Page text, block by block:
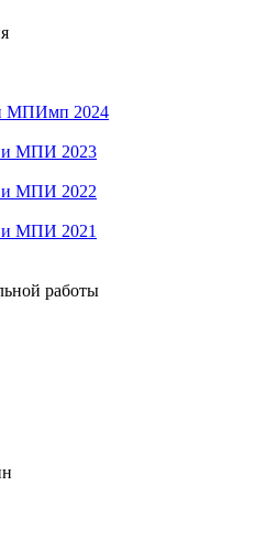
МПИмп 2024
и МПИ 2023
и МПИ 2022
и МПИ 2021
работы